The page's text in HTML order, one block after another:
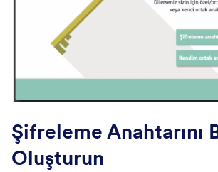
Şifreleme Anahtarını
Oluşturun